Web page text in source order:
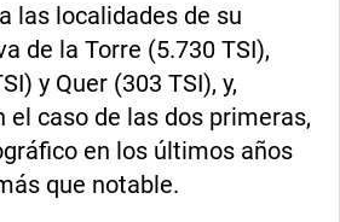
las localidades de su
de la Torre (5.730 TSI),
y Quer (303 TSI), y,
el caso de las dos primeras,
en los últimos años
que notable.